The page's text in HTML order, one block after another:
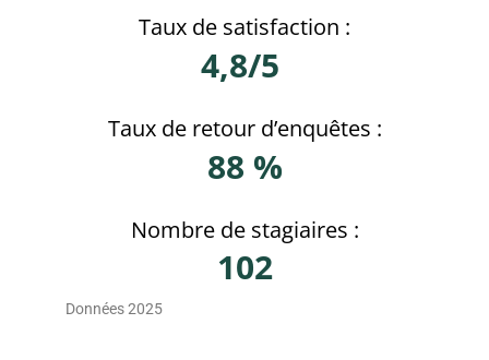
Nombre de stagiaires :
102
Taux de retour d’enquêtes :
88 %
Taux de satisfaction :
4,8/5
Données 2025